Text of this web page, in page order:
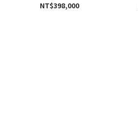
NT$398,000